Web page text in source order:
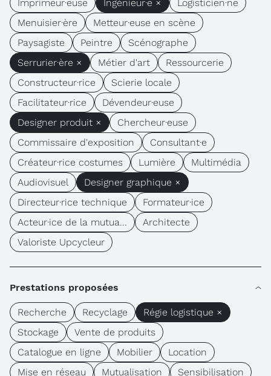
Imprimeur·euse Ingénieur·e ×
Logisticien·ne
Menuisier·ère
Metteur·euse en scène
Paysagiste
Peintre
Scénographe
Serrurier·ère ×
Métier d'art
Ressourcerie
Constructeur·rice
Scierie locale
Facilitateur·rice
Dévendeur·euse
Designer produit ×
Chercheur·euse
Commissaire d'exposition
Consultant·e
Créateur·rice costumes
Lumière
Multimédia
Audiovisuel
Designer graphique ×
Directeur·rice technique
Formateur·ice
Acteur·ice de la mutua...
Architecte
Valoriste Upcycleur
Prestations proposées
Recherche Recyclage
Régie logistique ×
Stockage
Vente de produits
Catalogue en ligne
Mobilier
Location
Mise en réseau
Mutualisation Sensibilisation